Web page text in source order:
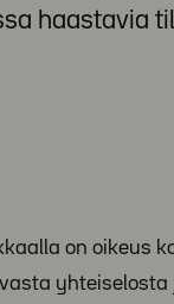
haastavia
on oikeus